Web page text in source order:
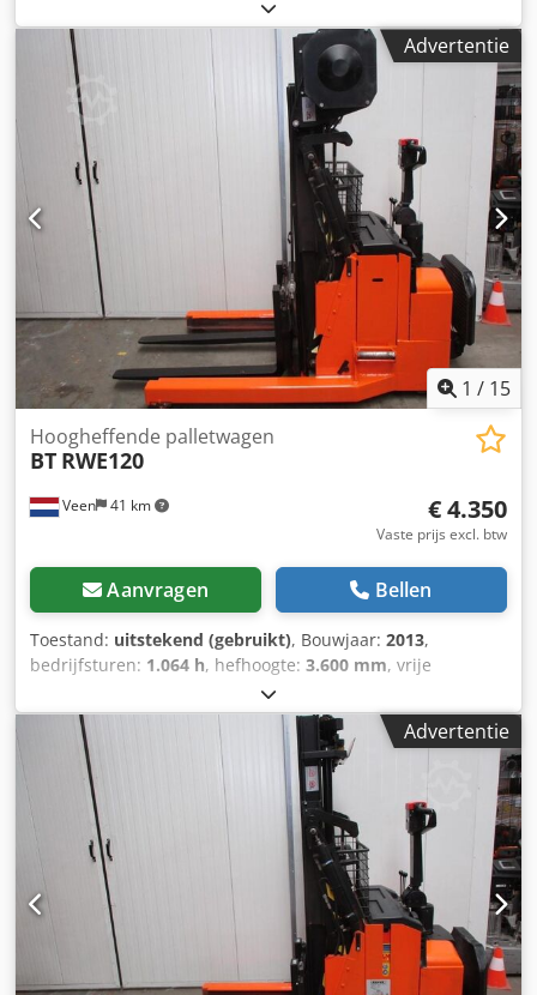
, vorklengte:
hoogte:1.870 mm, kleur:overig, GVW: 2.060 kg
Hefcapaciteit: 1.200 kg WEINIG UREN! NIEUWE
batterijcellen 24V 5PzB 430Ah met centraal
watervulsysteem, 220V hoogfrequent lader, Telescoop
vorken 1200-2000 mm, Reachmast, Sideshift-vorkversteller,
Stuurbekrachtiging, Opklapbaar staplateau, Keurig
onderhouden! In Nederland garantie machine 3 maanden,
in Nederland garantie batterij 1 jaar. Crodpfx Aszqv
Agodhjf
Advertentie
1 / 15
Veen 41 km
Hoogheffende palletwagen
BT RWE120
€ 4.350
Vaste prijs excl. btw
Aanvragen Bellen
Toestand: uitstekend (gebruikt), Bouwjaar: 2013,
bedrijfsturen: 1.064 h, hefhoogte: 3.600 mm, vrije
, brandstoftype:
triplex, vorklengte:1.150 mm, totale hoogte:1.980 mm,
overig
, GVW: 1.680 kg Hefcapaciteit: 1.200 kg
Csdezqvddjpfx Adhjrf NIEUWE BATTERIJCELLEN 24V 3PzS
270Ah, 220V hoogfrequent lader, Sideshift,
Machinebreedte 1090 mm, Vorklengte 1150 mm, Ruimte
tussen vorken 850 mm, Stuurbekrachtiging, Opklapbaar
staplateau, Keurig onderhouden! In Nederland garantie
machine 3 maanden, in Nederland garantie batterij 1 jaar.
Advertentie